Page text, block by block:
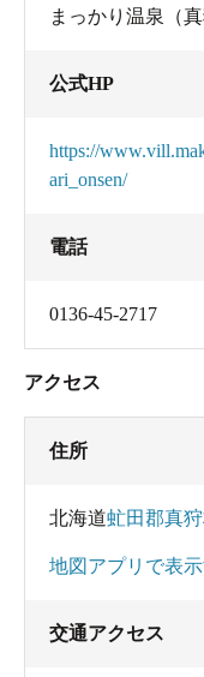
まっかり温泉（
公式HP
https://
ari_onsen/
電話
0136-45-2717
アクセス
住所
北海道虻田郡真
地図アプリで表
交通アクセス